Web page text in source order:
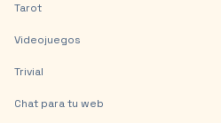
Tarot
Videojuegos
Trivial
Chat para tu web